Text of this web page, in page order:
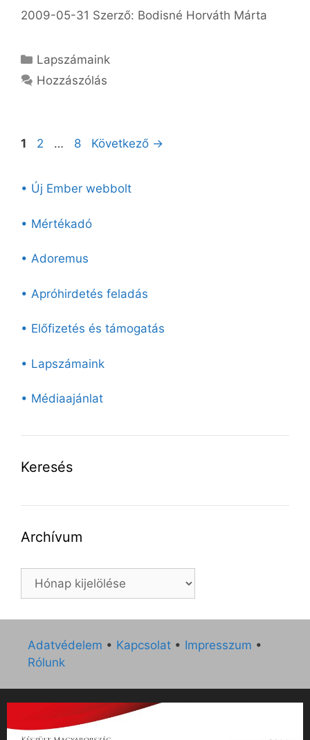
2009-05-31 Szerző: Bodisné Horváth Márta
Kategória
Lapszámaink
Hozzászólás
Oldal
1 Oldal
2 … Oldal
8 Következő →
• Új Ember webbolt
• Mértékadó
• Adoremus
• Apróhirdetés feladás
• Előfizetés és támogatás
• Lapszámaink
• Médiaajánlat
Keresés
Archívum
Archívum
Adatvédelem • Kapcsolat • Impresszum •
Rólunk